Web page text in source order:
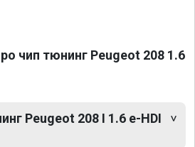
чип тюнинг Peugeot 208 1.6
Peugeot 208 I 1.6 e-HDI